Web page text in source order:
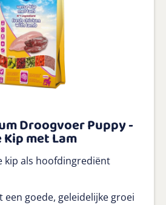
Droogvoer Puppy -
met Lam
kip als hoofdingrediënt
een goede, geleidelijke groei